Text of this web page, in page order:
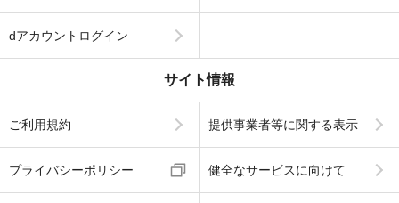
dアカウントログイン
サイト情報
ご利用規約 提供事業者等に関する表示
プライバシーポリシー 健全なサービスに向けて